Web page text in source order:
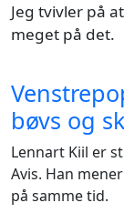
Jeg tvivler på
meget på det.
bøvs og
Lennart Kiil er
Avis. Han
på samme tid.